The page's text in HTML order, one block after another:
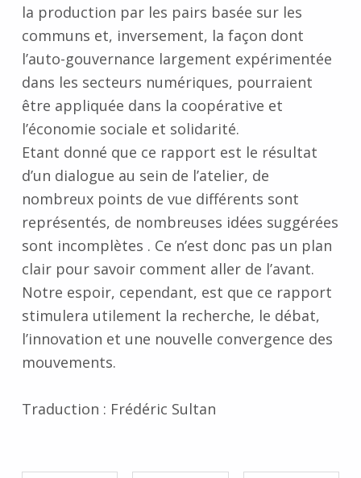
la production par les pairs basée sur les
communs et, inversement, la façon dont
l’auto-gouvernance largement expérimentée
dans les secteurs numériques, pourraient
être appliquée dans la coopérative et
l’économie sociale et solidarité.
Etant donné que ce rapport est le résultat
d’un dialogue au sein de l’atelier, de
nombreux points de vue différents sont
représentés, de nombreuses idées suggérées
sont incomplètes . Ce n’est donc pas un plan
clair pour savoir comment aller de l’avant.
Notre espoir, cependant, est que ce rapport
stimulera utilement la recherche, le débat,
l’innovation et une nouvelle convergence des
mouvements.
Traduction : Frédéric Sultan